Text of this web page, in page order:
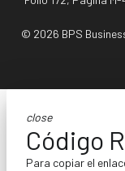
© 2026 BPS
close
Código
Para copiar el